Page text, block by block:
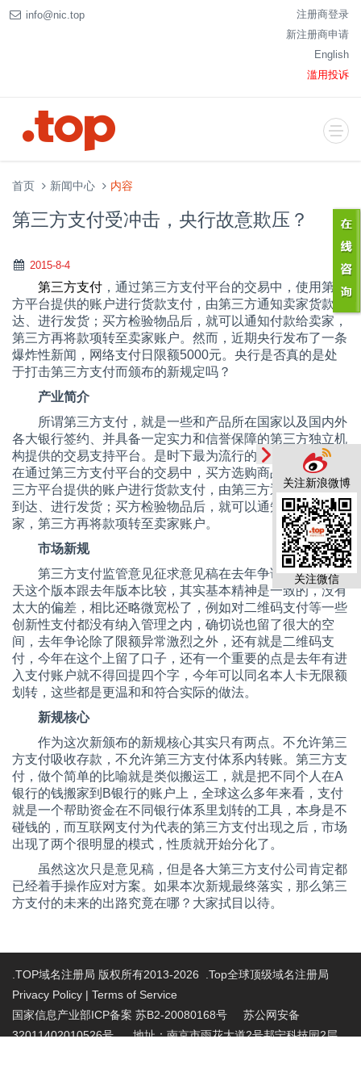
info@nic.top
注册商登录
新注册商申请
English
滥用投诉
关注新浪微博
关注微信
首页 新闻中心 内容
第三方支付受冲击，央行故意欺压？
2015-8-4
第三方支付 ，通过第三方支付平台的交易中，使用第三
方平台提供的账户进行货款支付，由第三方通知卖家货款到
达、进行发货；买方检验物品后，就可以通知付款给卖家，
第三方再将款项转至卖家账户。然而，近期央行发布了一条
爆炸性新闻，网络支付日限额5000元。央行是否真的是处
于打击第三方支付而颁布的新规定吗？
产业简介
所谓第三方支付，就是一些和产品所在国家以及国内外
各大银行签约、并具备一定实力和信誉保障的第三方独立机
构提供的交易支持平台。是时下最为流行的线上交易手段。
在通过第三方支付平台的交易中，买方选购商品后，使用第
三方平台提供的账户进行货款支付，由第三方通知卖家货款
到达、进行发货；买方检验物品后，就可以通知付款给卖
家，第三方再将款项转至卖家账户。
市场新规
第三方支付监管意见征求意见稿在去年争论就很大，今
天这个版本跟去年版本比较，其实基本精神是一致的，没有
太大的偏差，相比还略微宽松了，例如对二维码支付等一些
创新性支付都没有纳入管理之内，确切说也留了很大的空
间，去年争论除了限额异常激烈之外，还有就是二维码支
付，今年在这个上留了口子，还有一个重要的点是去年有进
入支付账户就不得回提四个字，今年可以同名本人卡无限额
划转，这些都是更温和和符合实际的做法。
新规核心
作为这次新颁布的新规核心其实只有两点。不允许第三
方支付吸收存款，不允许第三方支付体系内转账。第三方支
付，做个简单的比喻就是类似搬运工，就是把不同个人在A
银行的钱搬家到 B银行的账户上，全球这么多年来看，支付
就是一个帮助资金在不同银行体系里划转的工具，本身是不
碰钱的，而互联网支付为代表的第三方支付出现之后，市场
出现了两个很明显的模式，性质就开始分化了。
虽然这次只是意见稿，但是各大第三方支付公司肯定都
已经着手操作应对方案。如果本次新规最终落实，那么第三
方支付的未来的出路究竟在哪？大家拭目以待。
.TOP域名注册局 版权所有2013-2026 .Top全球顶级域名注册局
Privacy Policy | Terms of Service
国家信息产业部ICP备案 苏B2-20080168号 苏公网安备
32011402010526号 地址：南京市雨花大道2号邦宁科技园2层